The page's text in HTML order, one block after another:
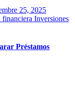
25, 2025
financiera Inversiones
Préstamos